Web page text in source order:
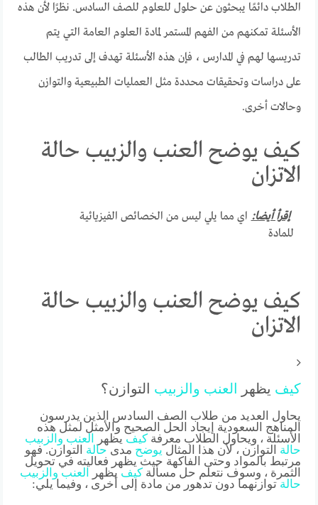
الطلاب دائمًا يبحثون عن حلول للعلوم للصف السادس. نظرًا لأن هذه
الأسئلة تمكنهم من الفهم المستمر لمادة العلوم العامة التي يتم
تدريسها لهم في المدارس ، فإن هذه الأسئلة تهدف إلى تدريب الطالب
على دراسات وتحقيقات محددة مثل العمليات الطبيعية والتوازن
وحالات أخرى.
كيف يوضح العنب والزبيب حالة
الاتزان
إقرأ أيضا: اي مما يلي ليس من الخصائص الفيزيائية
للمادة
كيف يوضح العنب والزبيب حالة
الاتزان
كيف يظهر العنب والزبيب التوازن؟
يحاول العديد من طلاب الصف السادس الذين يدرسون
المناهج السعودية إيجاد الحل الصحيح والأمثل لمثل هذه
الأسئلة ، ويحاول الطلاب معرفةكيف يظهر العنب والزبيب
حالة التوازن ، لأن هذا المثال يوضح مدى حالة التوازن. فهو
مرتبط بالمواد وحتى الفاكهة حيث يظهر فعاليته في تحويل
الثمرة ، وسوف نتعلم حل مسألةكيف يظهر العنب والزبيب
حالة توازنهما دون تدهور من مادة إلى أخرى ، وفيما يلي: